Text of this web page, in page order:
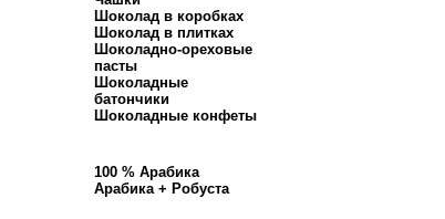
Шоколад в коробках
Шоколад в плитках
Шоколадно-ореховые
пасты
Шоколадные
батончики
Шоколадные конфеты
100 % Арабика
Арабика + Робуста